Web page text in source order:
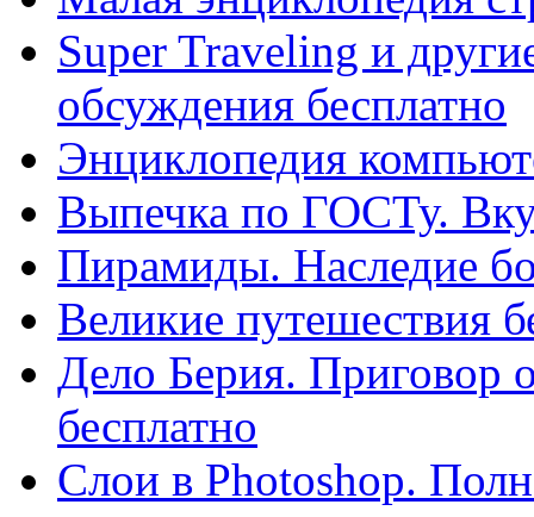
Super Traveling и
обсуждения бесплатно
Энциклопедия
Выпечка по ГОСТу.
Пирамиды. Наследие
Великие путешествия
Дело Берия. Приговор
бесплатно
Слои в Photoshop.